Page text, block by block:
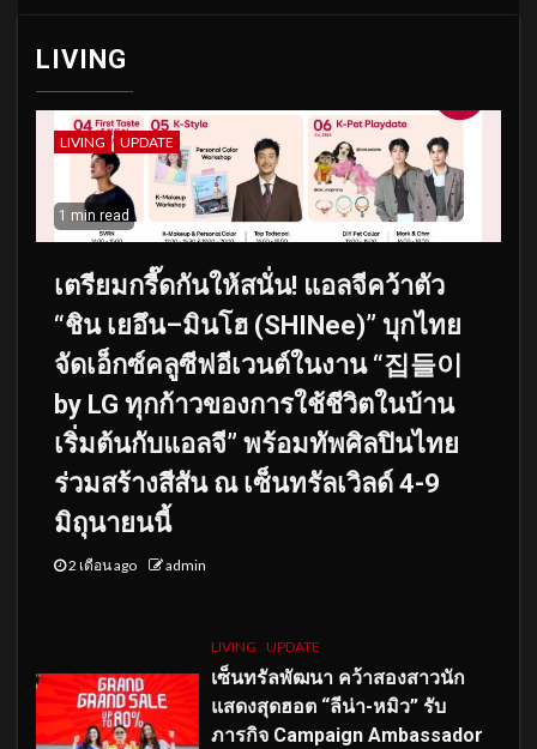
LIVING
LIVING UPDATE
1 min read
เตรียมกรี๊ดกันให้สนั่น! แอลจีคว้าตัว
“ชิน เยอึน–มินโฮ (SHINee)” บุกไทย
จัดเอ็กซ์คลูซีฟอีเวนต์ในงาน “집들이
by LG ทุกก้าวของการใช้ชีวิตในบ้าน
เริ่มต้นกับแอลจี” พร้อมทัพศิลปินไทย
ร่วมสร้างสีสัน ณ เซ็นทรัลเวิลด์ 4-9
มิถุนายนนี้
2 เดือน ago admin
LIVING UPDATE
เซ็นทรัลพัฒนา คว้าสองสาวนัก
แสดงสุดฮอต “ลีน่า-หมิว” รับ
ภารกิจ Campaign Ambassador